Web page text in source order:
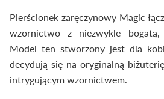
Pierścionek zaręczynowy Magic
wzornictwo z niezwykle bogatą,
Model ten stworzony jest dla
decydują się na oryginalną
intrygującym wzornictwem.